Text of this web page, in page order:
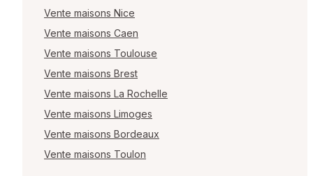
Vente maisons Nice
Vente maisons Caen
Vente maisons Toulouse
Vente maisons Brest
Vente maisons La Rochelle
Vente maisons Limoges
Vente maisons Bordeaux
Vente maisons Toulon